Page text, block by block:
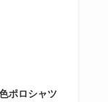
ポロシャツ